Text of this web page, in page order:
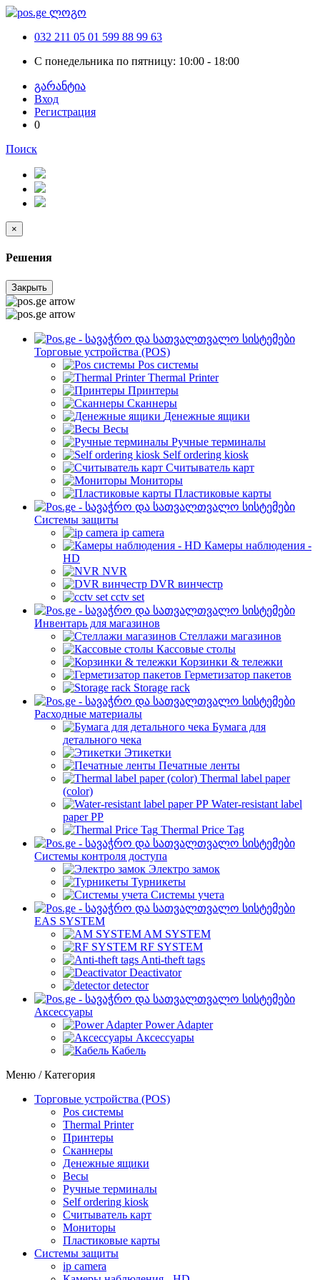
032 211 05 01 599 88 99 63
С понедельника по пятницу: 10:00 - 18:00
გარანტია
Вход
Регистрация
0
Поиск
×
Решения
Закрыть
Торговые устройства (POS)
Pos системы
Thermal Printer
Принтеры
Сканнеры
Денежные ящики
Весы
Ручные терминалы
Self ordering kiosk
Считыватель карт
Мониторы
Пластиковые карты
Cистемы защиты
ip camera
Камеры наблюдения -
HD
NVR
DVR винчестр
cctv set
Инвентарь для магазинов
Стеллажи магазинов
Кассовые столы
Корзинки & тележки
Герметизатор пакетов
Storage rack
Расходные материалы
Бумага для
детального чека
Этикетки
Печатные ленты
Thermal label paper
(color)
Water-resistant label
paper PP
Thermal Price Tag
Системы контроля доступа
Электро замок
Турникеты
Cистемы учета
EAS SYSTEM
AM SYSTEM
RF SYSTEM
Anti-theft tags
Deactivator
detector
Аксессуары
Power Adapter
Аксессуары
Кабель
Меню / Категория
Торговые устройства (POS)
Pos системы
Thermal Printer
Принтеры
Сканнеры
Денежные ящики
Весы
Ручные терминалы
Self ordering kiosk
Считыватель карт
Мониторы
Пластиковые карты
Cистемы защиты
ip camera